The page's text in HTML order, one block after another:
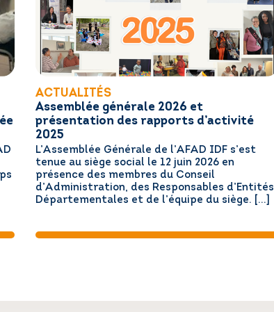
ACTUALITÉS
Assemblée générale 2026 et
présentation des rapports d’activité
2025
L’Assemblée Générale de l’AFAD IDF s’est
tenue au siège social le 12 juin 2026 en
présence des membres du Conseil
d’Administration, des Responsables d’Entités
Départementales et de l’équipe du siège. […]